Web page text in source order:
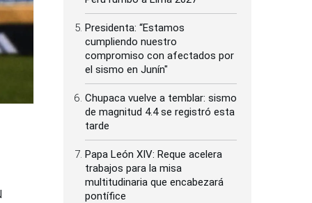
Presidenta: “Estamos
cumpliendo nuestro
compromiso con afectados por
el sismo en Junín"
Chupaca vuelve a temblar: sismo
de magnitud 4.4 se registró esta
tarde
Papa León XIV: Reque acelera
trabajos para la misa
multitudinaria que encabezará
pontífice